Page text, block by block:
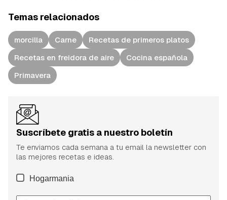
Temas relacionados
morcilla Carne
Recetas de primeros platos
Recetas en freidora de aire
Cocina española
Primavera
Suscríbete gratis a nuestro boletín
Te enviamos cada semana a tu email la newsletter con
las mejores recetas e ideas.
Hogarmania